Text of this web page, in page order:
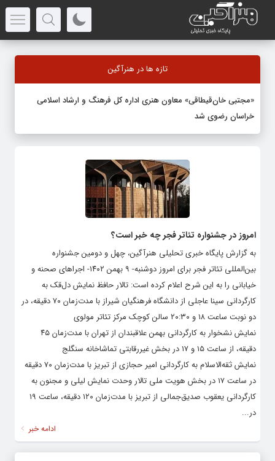
تازه ها در هنرآگین
«مجتبی خان‌قیطاقی» معاون هنری اداره کل فرهنگ و ارشاد اسلامی
خراسان رضوی شد
امروز در جشنواره تئاتر فجر چه خبر است؟
به گزارش پایگاه خبری تحلیلی هنرآگین، چهل و دومین جشنواره
بین‌المللی تئاتر فجر برای امروز دوشنبه- ۹ بهمن ۱۴۰۲- اجراهای صحنه و
خیابانی را به این شرح اعلام کرده است: تالار حافظ نمایش دل‌قک به
کارگردانی سینا عاجلی از دانشگاه فرهنگیان شیراز با مدت‌زمان ۷۰ دقیقه، در
دو نوبت ساعت ۱۸ و ۲۰:۳۰ سالن کوچک مرکز تئاتر مولوی
نمایش نشخوار به کارگردانی بهمن علاقبندان از تهران با مدت‌زمان ۴۵
دقیقه، از ساعت ۱۵ و ۱۷ در بخش غیررقابتی تماشاخانه سنگلج
نمایش ثقه‌الاسلام به کارگردانی امیر حجازی از تبریز با مدت‌زمان ۷۰ دقیقه
در ساعت ۱۷ در بخش هویت ملی تالار وحدت نمایش لیلی و مجنون به
کارگردانی یعقوب صدیق‌جمالی از تبریز با مدت‌زمان ۱۲۰ دقیقه، ساعت ۱۹
در...
ادامه خبر